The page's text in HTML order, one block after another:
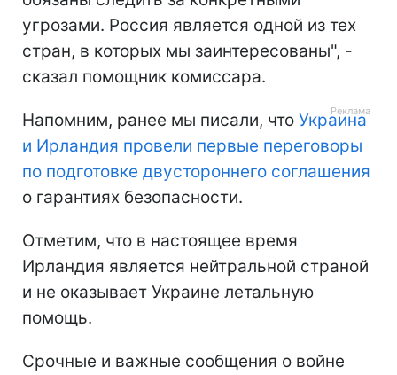
угрозами. Россия является одной из тех
стран, в которых мы заинтересованы", -
сказал помощник комиссара.
Напомним, ранее мы писали, что Украина
и Ирландия провели первые переговоры
по подготовке двустороннего соглашения
о гарантиях безопасности.
Отметим, что в настоящее время
Ирландия является нейтральной страной
и не оказывает Украине летальную
помощь.
Срочные и важные сообщения о войне